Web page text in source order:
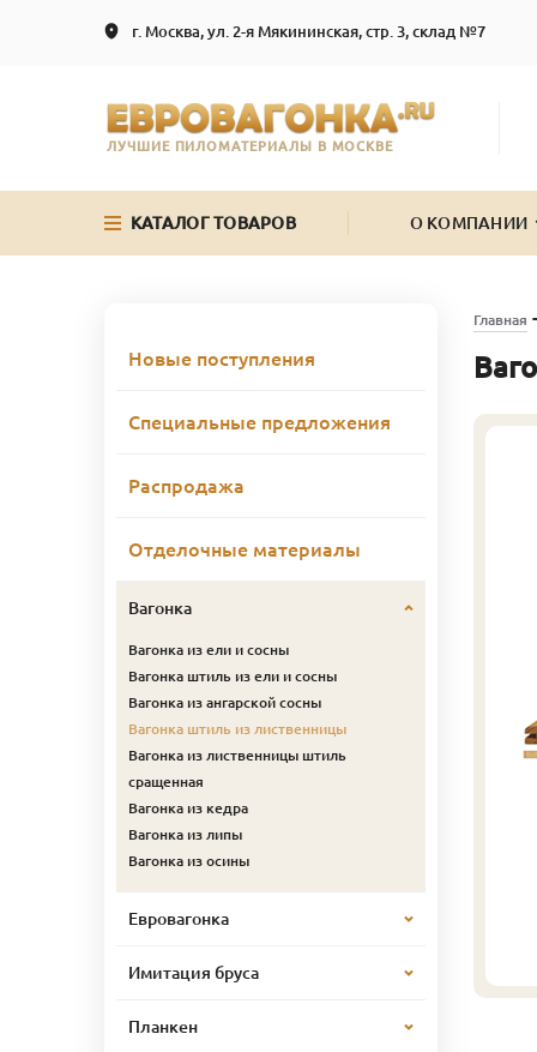
г. Москва, ул. 2-я Мякининская, стр. 3, склад №7
ЛУЧШИЕ ПИЛОМАТЕРИАЛЫ В МОСКВЕ
КАТАЛОГ ТОВАРОВ О КОМПАНИИ
Главная -
Новые поступления
Специальные предложения
Распродажа
Отделочные материалы
Вагонка
Вагонка из ели и сосны
Вагонка штиль из ели и сосны
Вагонка из ангарской сосны
Вагонка штиль из лиственницы
Вагонка из лиственницы штиль
сращенная
Вагонка из кедра
Вагонка из липы
Вагонка из осины
Евровагонка
Имитация бруса
Планкен